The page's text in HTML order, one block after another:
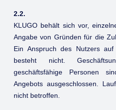
2.2.
KLUGO behält sich vor,
Angabe von Gründen für die
Ein Anspruch des Nutzers
besteht nicht.
geschäftsfähige Personen
Angebots ausgeschlossen.
nicht betroffen.